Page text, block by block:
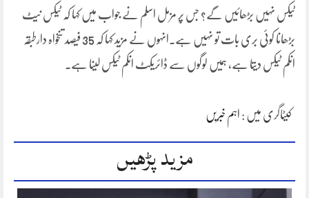
ٹیکس نہیں بڑھائیں گے؟ جس پر مزمل اسلم نے جواب میں کہا کہ ٹیکس نیٹ
بڑھانا کوئی بری بات تو نہیں ہے۔انہوں نے مزید کہا کہ 35 فیصد تنخواہ دارطبقہ
انکم ٹیکس دیتا ہے، ہمیں لوگوں سے ڈائریکٹ انکم ٹیکس لینا ہے۔
کیٹاگری میں : اہم خبریں
مزید پڑھیں